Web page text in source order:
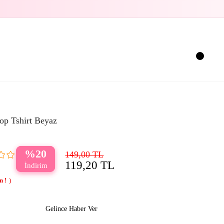
Tshirt Beyaz
20 149,00 TL
119,20 TL
Gelince Haber Ver